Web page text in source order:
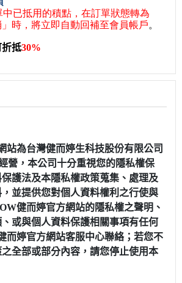
中已抵用的積點，在訂單狀態轉為
」時，將立即自動回補至會員帳戶。
折抵30%
站為台灣健而婷生科技股份有限公司
營，本公司十分重視您的隱私權保
護法及本隱私權政策蒐集、處理及
並提供您對個人資料權利之行使與
健而婷官方網站的隱私權之聲明、
或與個人資料保護相關事項有任何
而婷官方網站客服中心聯絡；若您不
全部或部分內容，請您停止使用本